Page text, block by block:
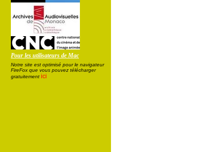
Pour les utilisateurs de Mac
Notre site est optimisé pour le navigateur
FireFox que vous pouvez télécharger
gratuitement ici